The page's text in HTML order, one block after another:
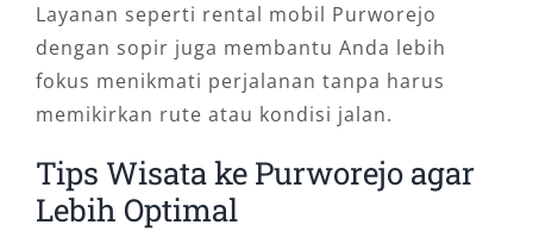
Layanan seperti rental mobil Purworejo
dengan sopir juga membantu Anda lebih
fokus menikmati perjalanan tanpa harus
memikirkan rute atau kondisi jalan.
Tips Wisata ke Purworejo agar
Lebih Optimal